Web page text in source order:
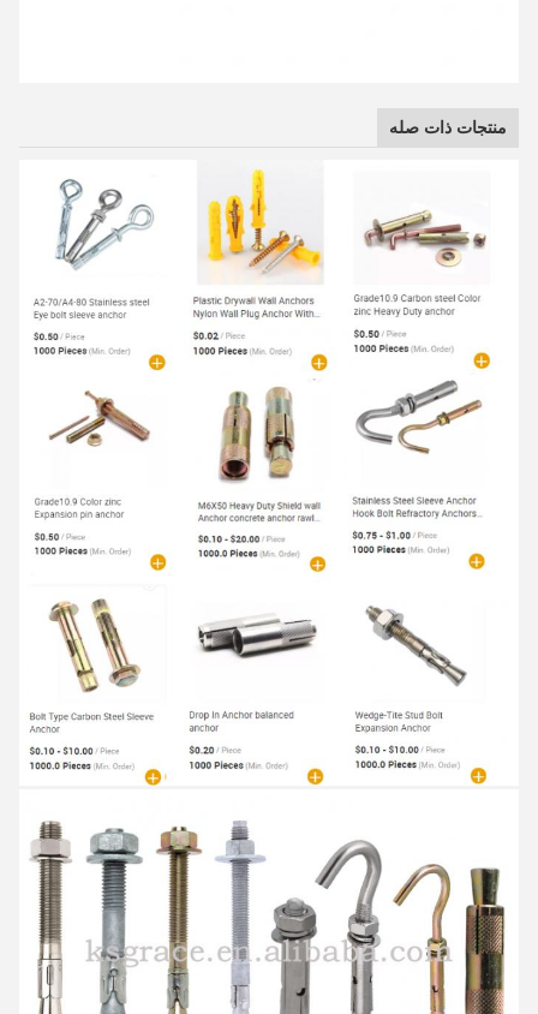
منتجات ذات صله